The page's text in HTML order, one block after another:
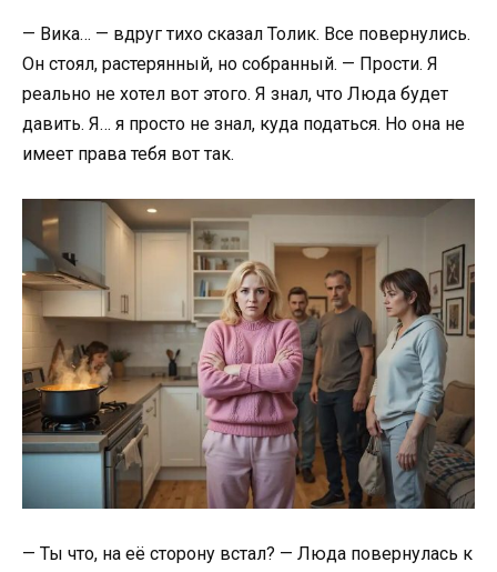
— Вика… — вдруг тихо сказал Толик. Все повернулись.
Он стоял, растерянный, но собранный. — Прости. Я
реально не хотел вот этого. Я знал, что Люда будет
давить. Я… я просто не знал, куда податься. Но она не
имеет права тебя вот так.
— Ты что, на её сторону встал? — Люда повернулась к